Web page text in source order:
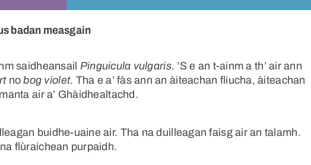
badan measgain
saidheansail Pinguicula vulgaris. ’S e an t-ainm a th’ air ann
nobog violet. Tha e a’ fàs ann an àiteachan fliucha, àiteachan
air a’ Ghàidhealtachd.
buidhe-uaine air. Tha na duilleagan faisg air an talamh.
flùraichean purpaidh.